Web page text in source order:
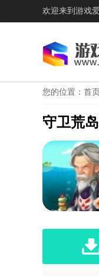
欢迎来到游戏
您的位置： 首页
守卫荒岛